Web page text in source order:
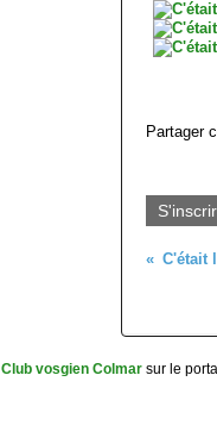
Partager
Club vosgien Colmar sur le